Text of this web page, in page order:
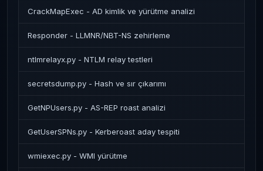
CrackMapExec - AD kimlik ve yürütme analizi
Responder - LLMNR/NBT-NS zehirleme
ntlmrelayx.py - NTLM relay testleri
secretsdump.py - Hash ve sır çıkarımı
GetNPUsers.py - AS-REP roast analizi
GetUserSPNs.py - Kerberoast aday tespiti
wmiexec.py - WMI yürütme